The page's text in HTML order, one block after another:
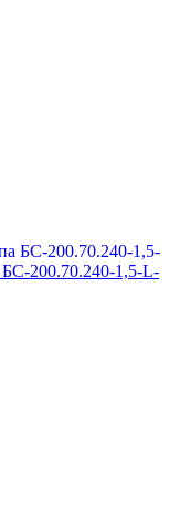
200.70.240-1,5-L-